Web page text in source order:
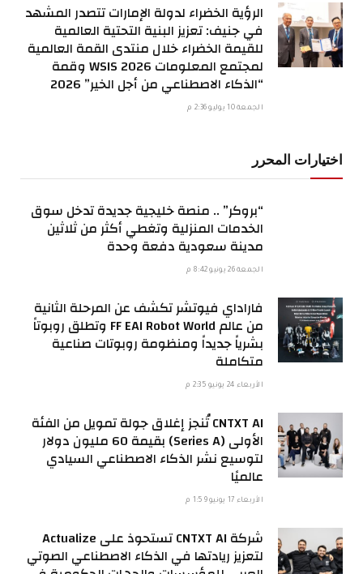
الرؤية الخضراء لدولة الإمارات تتصدر المشهد
في جنيف: تعزيز البنية التحتية العالمية
للقيمة الخضراء خلال منتدى القمة العالمية
لمجتمع المعلومات WSIS 2026 وقمة
“الذكاء الاصطناعي من أجل الخير” 2026
الجمعة 10 يوليو 2:36 م
اختيارات المحرر
“بروكر” .. منصة خليجية جديدة تدخل سوق
الخدمات المنزلية وتغطي أكثر من ثلاثين
مدينة سعودية دفعة وحدة
الجمعة 26 يونيو 8:42 م
فاراداي فيوتشر تكشف عن المرحلة الثانية
من عالم FF EAI Robot World وتطلق روبوتاً
بشرياً جديداً ومنظومة روبوتات صناعية
متكاملة
الأربعاء 24 يونيو 2:35 م
CNTXT AI تُنجز إغلاق جولة تمويل من الفئة
الأولى (Series A) بقيمة 60 مليون دولار
لتوسيع نشر الذكاء الاصطناعي السيادي
عالميًا
الأربعاء 17 يونيو 1:59 م
شركة CNTXT AI تستحوذ على Actualize
لتعزيز ريادتها في الذكاء الاصطناعي الصوتي